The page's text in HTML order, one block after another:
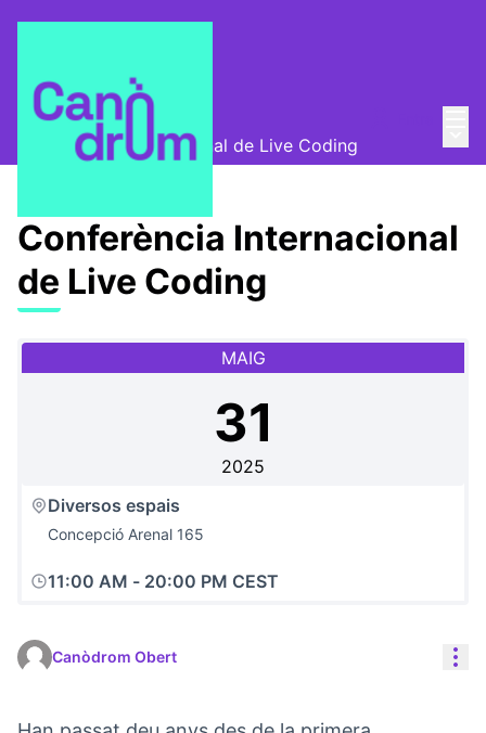
Canòdrom Obert
Conferència Internacional de Live Coding
Conferència Internacional
de Live Coding
MAIG
31
2025
Diversos espais
Concepció Arenal 165
11:00 AM - 20:00 PM CEST
Canòdrom Obert